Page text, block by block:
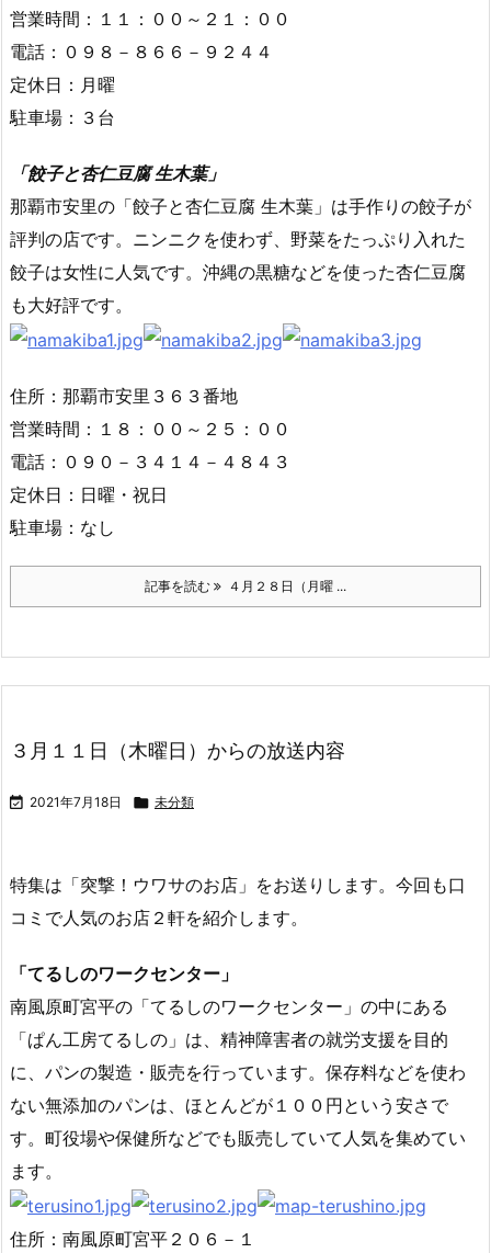
営業時間：１１：００～２１：００
電話：０９８－８６６－９２４４
定休日：月曜
駐車場：３台
「餃子と杏仁豆腐 生木葉」
那覇市安里の「餃子と杏仁豆腐 生木葉」は手作りの餃子が
評判の店です。ニンニクを使わず、野菜をたっぷり入れた
餃子は女性に人気です。沖縄の黒糖などを使った杏仁豆腐
も大好評です。
住所：那覇市安里３６３番地
営業時間：１８：００～２５：００
電話：０９０－３４１４－４８４３
定休日：日曜・祝日
駐車場：なし
記事を読む ４月２８日（月曜 ...
３月１１日（木曜日）からの放送内容
 2021年7月18日  未分類
特集は「突撃！ウワサのお店」をお送りします。今回も口
コミで人気のお店２軒を紹介します。
「てるしのワークセンター」
南風原町宮平の「てるしのワークセンター」の中にある
「ぱん工房てるしの」は、精神障害者の就労支援を目的
に、パンの製造・販売を行っています。保存料などを使わ
ない無添加のパンは、ほとんどが１００円という安さで
す。町役場や保健所などでも販売していて人気を集めてい
ます。
住所：南風原町宮平２０６－１